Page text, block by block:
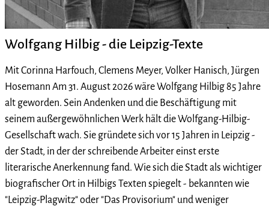
Wolfgang Hilbig - die Leipzig-Texte
Mit Corinna Harfouch, Clemens Meyer, Volker Hanisch, Jürgen
Hosemann Am 31. August 2026 wäre Wolfgang Hilbig 85 Jahre
alt geworden. Sein Andenken und die Beschäftigung mit
seinem außergewöhnlichen Werk hält die Wolfgang-Hilbig-
Gesellschaft wach. Sie gründete sich vor 15 Jahren in Leipzig -
der Stadt, in der der schreibende Arbeiter einst erste
literarische Anerkennung fand. Wie sich die Stadt als wichtiger
biografischer Ort in Hilbigs Texten spiegelt - bekannten wie
"Leipzig-Plagwitz" oder "Das Provisorium" und weniger